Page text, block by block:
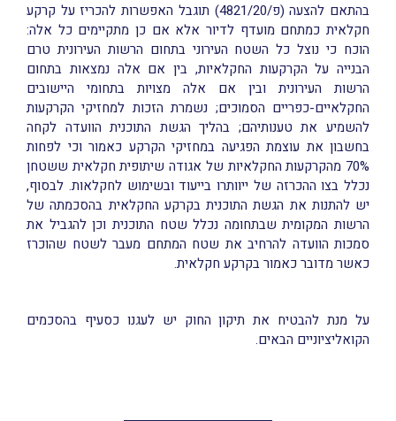
בהתאם להצעה (פ/4821/20) תוגבל האפשרות להכריז על קרקע
חקלאית כמתחם מועדף לדיור אלא אם כן מתקיימים כל אלה:
הוכח כי נוצל כל השטח העירוני בתחום הרשות העירונית טרם
הבנייה על הקרקעות החקלאיות, בין אם אלה נמצאות בתחום
הרשות העירונית ובין אם אלה מצויות בתחומי היישובים
החקלאיים-כפריים הסמוכים; נשמרת הזכות למחזיקי הקרקעות
להשמיע את טענותיהם; בהליך הגשת התוכנית הוועדה לקחה
בחשבון את עוצמת הפגיעה במחזיקי הקרקע כאמור וכי לפחות
70% מהקרקעות החקלאיות של אגודה שיתופית חקלאית ששטחן
נכלל בצו ההכרזה של ייוותרו בייעוד ובשימוש לחקלאות. לבסוף,
יש להתנות את הגשת התוכנית בקרקע החקלאית בהסכמתה של
הרשות המקומית שבתחומה נכלל שטח התוכנית וכן להגביל את
סמכות הוועדה להרחיב את שטח המתחם מעבר לשטח שהוכרז
כאשר מדובר כאמור בקרקע חקלאית.
על מנת להבטיח את תיקון החוק יש לעגנו כסעיף בהסכמים
הקואליציוניים הבאים.